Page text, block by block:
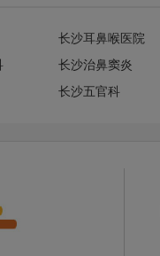
长沙耳鼻喉医院
长沙治鼻窦炎
长沙五官科